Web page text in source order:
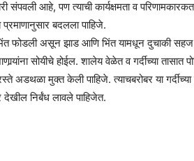
आहे, पण त्याची कार्यक्षमता व
बदलला पाहिजे.
भिंत फोडली असून झाड आणि भिंत यामधून दुचाकी
सोयीचे होईल. शालेय वेळेत व गर्दीच्या तासात
मुक्त केली पाहिजे. त्याचबरोबर या गर्दीच्या
निर्बंध लावले पाहिजेत.